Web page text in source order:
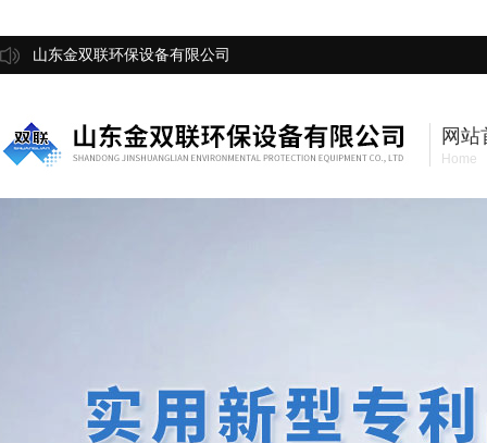
山东金双联环保设备有限公司
网站
Home